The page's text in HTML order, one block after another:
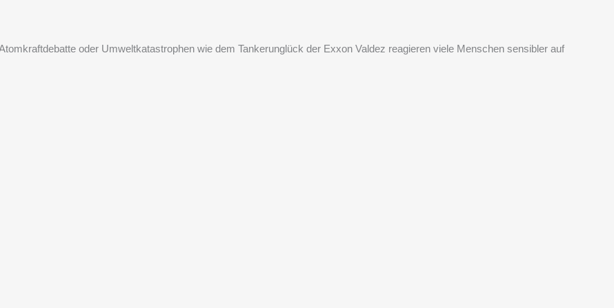
oder Umweltkatastrophen wie dem Tankerunglück der Exxon Valdez reagieren viele Menschen sensibler auf